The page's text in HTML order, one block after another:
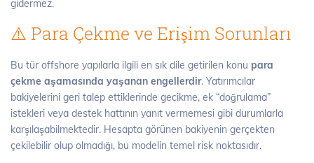
gidermez.
⚠️ Para Çekme ve Erişim Sorunları
Bu tür offshore yapılarla ilgili en sık dile getirilen konu para
çekme aşamasında yaşanan engellerdir. Yatırımcılar
bakiyelerini geri talep ettiklerinde gecikme, ek “doğrulama”
istekleri veya destek hattının yanıt vermemesi gibi durumlarla
karşılaşabilmektedir. Hesapta görünen bakiyenin gerçekten
çekilebilir olup olmadığı, bu modelin temel risk noktasıdır.